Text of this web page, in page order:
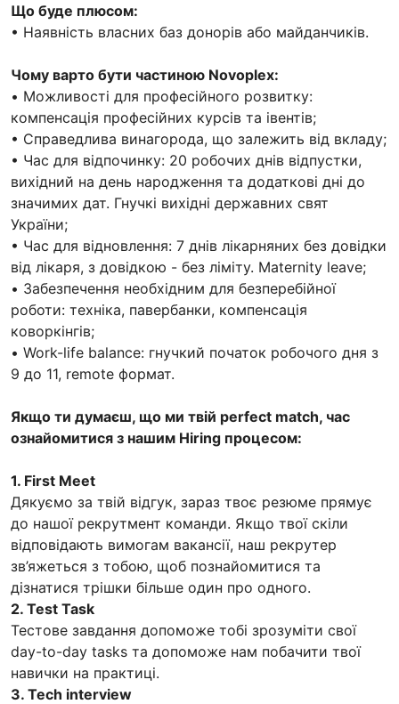
Що буде плюсом:
• Наявність власних баз донорів або майданчиків.
Чому варто бути частиною Novoplex:
• Можливості для професійного розвитку:
компенсація професійних курсів та івентів;
• Справедлива винагорода, що залежить від вкладу;
• Час для відпочинку: 20 робочих днів відпустки,
вихідний на день народження та додаткові дні до
значимих дат. Гнучкі вихідні державних свят
України;
• Час для відновлення: 7 днів лікарняних без довідки
від лікаря, з довідкою - без ліміту. Maternity leave;
• Забезпечення необхідним для безперебійної
роботи: техніка, павербанки, компенсація
коворкінгів;
• Work-life balance: гнучкий початок робочого дня з
9 до 11, remote формат.
Якщо ти думаєш, що ми твій perfect match, час
ознайомитися з нашим Hiring процесом:
1. First Meet
Дякуємо за твій відгук, зараз твоє резюме прямує
до нашої рекрутмент команди. Якщо твої скіли
відповідають вимогам вакансії, наш рекрутер
зв’яжеться з тобою, щоб познайомитися та
дізнатися трішки більше один про одного.
2. Test Task
Тестове завдання допоможе тобі зрозуміти свої
day-to-day tasks та допоможе нам побачити твої
навички на практиці.
3. Tech interview